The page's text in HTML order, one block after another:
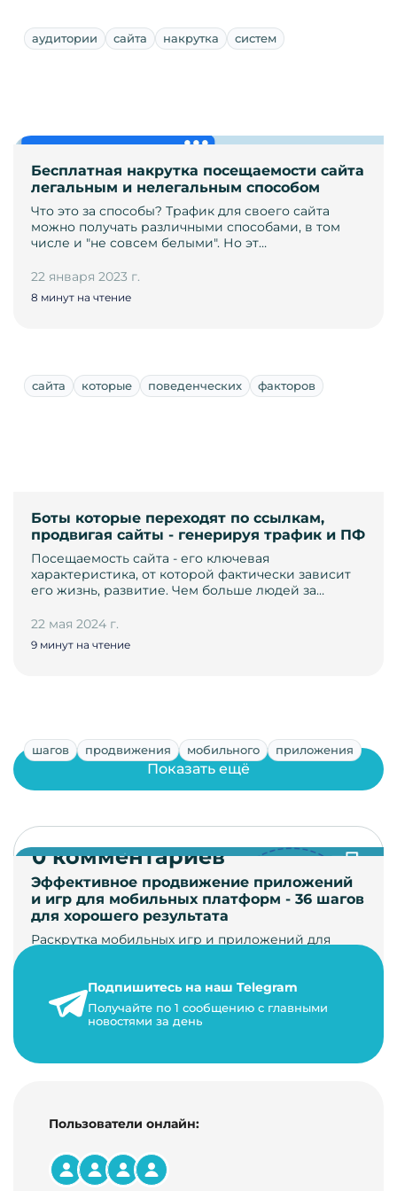
аудитории сайта накрутка систем
Бесплатная накрутка посещаемости сайта
легальным и нелегальным способом
Что это за способы? Трафик для своего сайта
можно получать различными способами, в том
числе и "не совсем белыми". Но эт…
22 января 2023 г.
8 минут на чтение
сайта которые поведенческих факторов
Боты которые переходят по ссылкам,
продвигая сайты - генерируя трафик и ПФ
Посещаемость сайта - его ключевая
характеристика, от которой фактически зависит
его жизнь, развитие. Чем больше людей за…
22 мая 2024 г.
9 минут на чтение
шагов продвижения мобильного приложения
Эффективное продвижение приложений
и игр для мобильных платформ - 36 шагов
для хорошего результата
Раскрутка мобильных игр и приложений для
24 января 2021 г.
14 минут на чтение
Показать ещё
0 комментариев
Подпишитесь на наш Telegram
Получайте по 1 сообщению с главными
новостями за день
Пользователи онлайн: